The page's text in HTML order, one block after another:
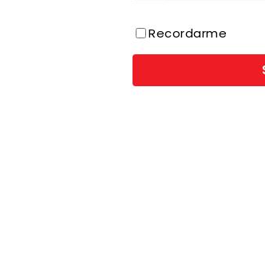
Recordarme